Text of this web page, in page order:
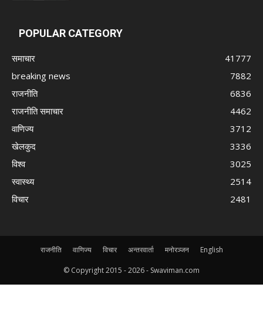
POPULAR CATEGORY
समाचार
41777
breaking news
7882
राजनीति
6836
राजनीति समाचार
4462
वाणिज्य
3712
खेलकुद
3336
विश्व
3025
स्वास्थ्य
2514
विचार
2481
राजनीति वाणिज्य विचार अन्तरवार्ता मनोरञ्जन English
© Copyright 2015 -2026 - Swaviman.com